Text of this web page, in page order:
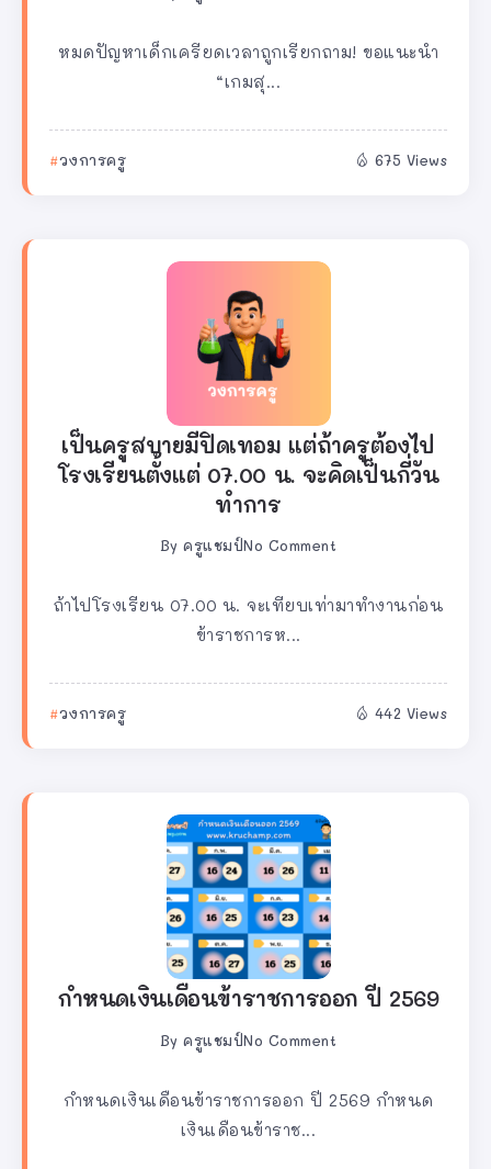
หมดปัญหาเด็กเครียดเวลาถูกเรียกถาม! ขอแนะนำ
“เกมสุ...
วงการครู 675 Views
เป็นครูสบายมีปิดเทอม แต่ถ้าครูต้องไป
โรงเรียนตั้งแต่ 07.00 น. จะคิดเป็นกี่วัน
ทำการ
By ครูแชมป์No Comment
ถ้าไปโรงเรียน 07.00 น. จะเทียบเท่ามาทำงานก่อน
ข้าราชการห...
วงการครู 442 Views
กำหนดเงินเดือนข้าราชการออก ปี 2569
By ครูแชมป์No Comment
กำหนดเงินเดือนข้าราชการออก ปี 2569 กำหนด
เงินเดือนข้าราช...